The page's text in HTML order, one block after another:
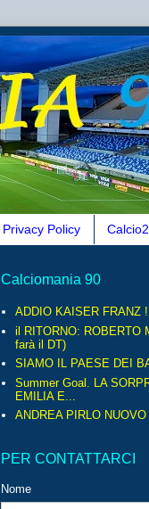
Privacy Policy
Calciomania 90
ADDIO KAISER FRANZ
il RITORNO: ROBERTO
farà il DT)
SIAMO IL PAESE DEI
Summer Goal. LA
EMILIA E...
ANDREA PIRLO
PER CONTATTARCI
Nome